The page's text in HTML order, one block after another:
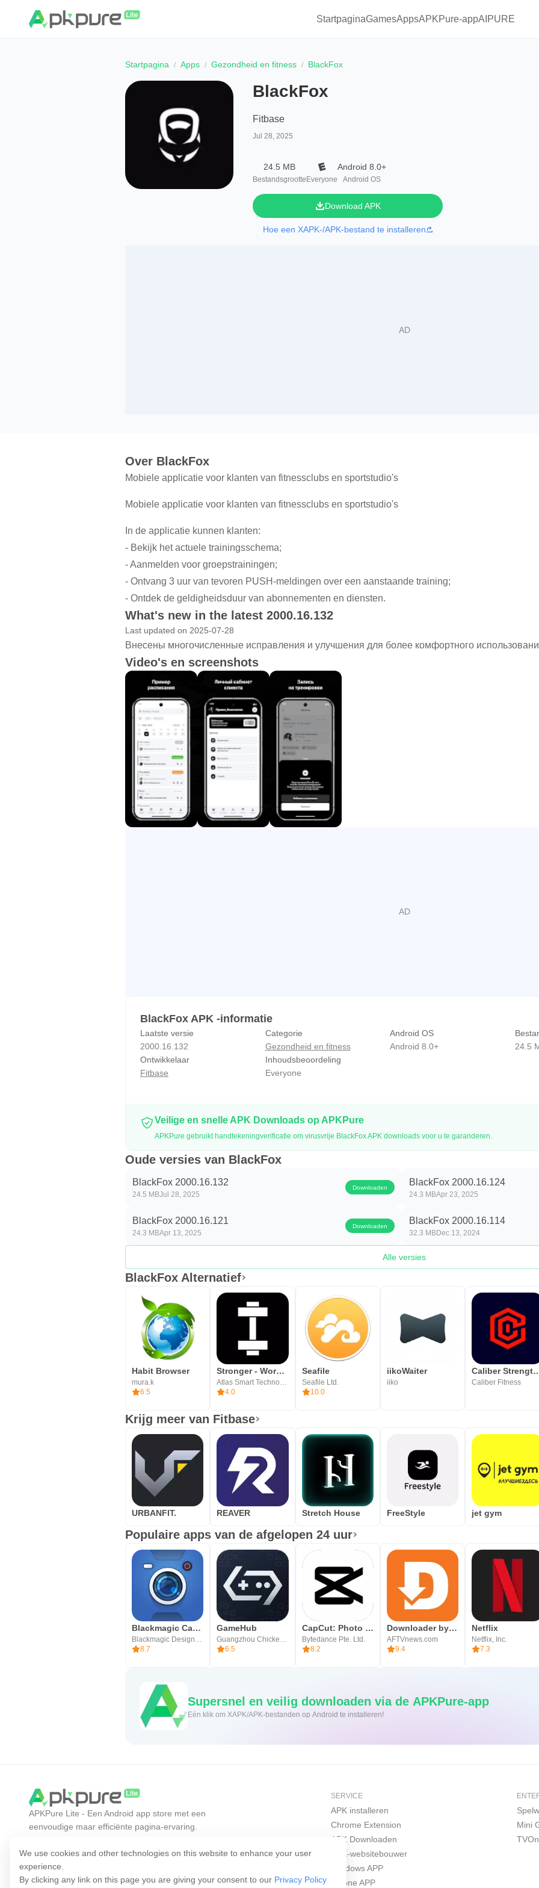
StartpaginaGamesAppsAPKPure-appAIPURE
Startpagina Apps Gezondheid en fitness BlackFox
BlackFox
Fitbase
Jul 28, 2025
24.5 MB
Bestandsgrootte Everyone
Android 8.0+
Android OS
Download APK
Hoe een XAPK-/APK-bestand te installeren
Over BlackFox
Mobiele applicatie voor klanten van fitnessclubs en sportstudio's
Mobiele applicatie voor klanten van fitnessclubs en sportstudio's
In de applicatie kunnen klanten:
- Bekijk het actuele trainingsschema;
- Aanmelden voor groepstrainingen;
- Ontvang 3 uur van tevoren PUSH-meldingen over een aanstaande training;
- Ontdek de geldigheidsduur van abonnementen en diensten.
What's new in the latest 2000.16.132
Last updated on 2025-07-28
Внесены многочисленные исправления и улучшения для более комфортного
Video's en screenshots
BlackFox APK -informatie
Laatste versie
2000.16.132
Categorie
Gezondheid en fitness
Android OS
Android 8.0+
24.5
Ontwikkelaar
Fitbase
Inhoudsbeoordeling
Everyone
Veilige en snelle APK Downloads op APKPure
APKPure gebruikt handtekeningverificatie om virusvrije BlackFox APK downloads voor u te garanderen.
Oude versies van BlackFox
BlackFox 2000.16.132
24.5 MBJul 28, 2025
Downloaden BlackFox 2000.16.124
24.3 MBApr 23, 2025
BlackFox 2000.16.121
24.3 MBApr 13, 2025
Downloaden BlackFox 2000.16.114
32.3 MBDec 13, 2024
Alle versies
BlackFox Alternatief
Habit Browser
mura.k
6.5
Stronger - Workout Gym Tracker
Atlas Smart Technologies
4.0
Seafile
Seafile Ltd.
10.0
iikoWaiter
iiko
Caliber
Caliber Fitness
Krijg meer van Fitbase
URBANFIT. REAVER Stretch House FreeStyle jet gym
Populaire apps van de afgelopen 24 uur
Blackmagic Camera
Blackmagic Design Inc.
8.7
GameHub
Guangzhou Chicken Run Network Technology Co.,Ltd.
6.5
CapCut: Photo & Video Editor
Bytedance Pte. Ltd.
8.2
Downloader by AFTVnews
AFTVnews.com
9.4
Netflix
Netflix, Inc.
7.3
Supersnel en veilig downloaden via de APKPure-app
Eén klik om XAPK/APK-bestanden op Android te installeren!
We use cookies and other technologies on this website to enhance your user
experience.
By clicking any link on this page you are giving your consent to our Privacy Policy
APKPure Lite - Een Android app store met een
eenvoudige maar efficiënte pagina-ervaring.
veiliger.
SERVICE
APK installeren
Chrome Extension
APK Downloaden
APK-websitebouwer
Windows APP
iPhone APP
Mini